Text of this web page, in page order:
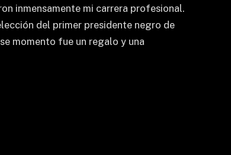
inmensamente mi carrera profesional.
del primer presidente negro de
momento fue un regalo y una